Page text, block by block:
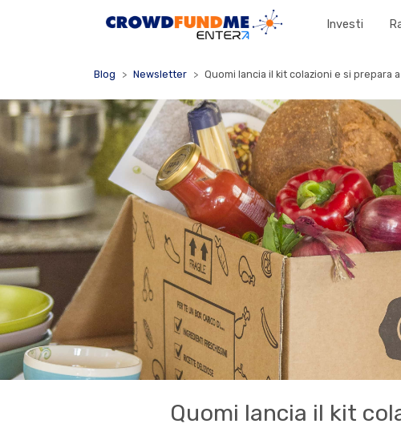
Investi
Blog Newsletter Quomi lancia il kit colazioni e si prepara
Quomi lancia il kit